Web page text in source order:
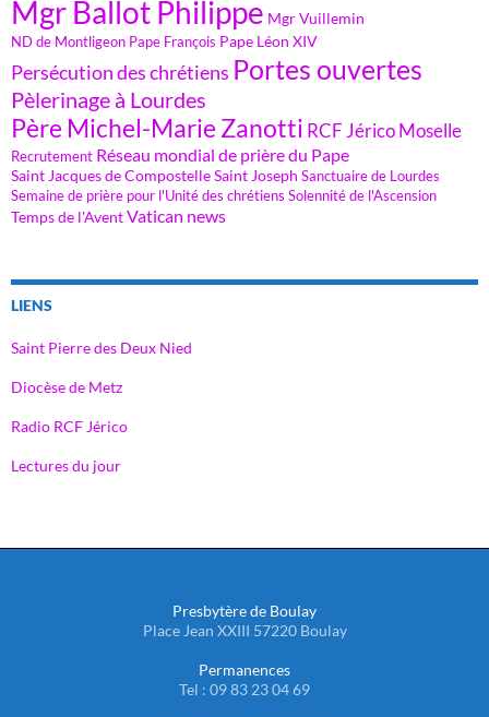
Mgr Ballot Philippe Mgr Vuillemin
ND de Montligeon Pape François Pape Léon XIV
Persécution des chrétiens Portes ouvertes
Pèlerinage à Lourdes
Père Michel-Marie Zanotti RCF Jérico Moselle
Recrutement Réseau mondial de prière du Pape
Saint Jacques de CompostelleSaint Joseph Sanctuaire de Lourdes
Semaine de prière pour l'Unité des chrétiens Solennité de l'Ascension
Temps de l'AventVatican news
LIENS
Saint Pierre des Deux Nied
Diocèse de Metz
Radio RCF Jérico
Lectures du jour
Presbytère de Boulay
Place Jean XXIII 57220 Boulay
Permanences
Tel : 09 83 23 04 69